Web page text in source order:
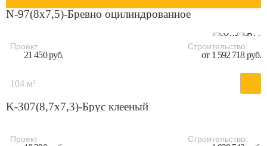
N-97(8х7,5)-Бревно оцилиндрованное
Проект
21 450 руб.
Строительство:
от 1 592 718 руб.
104 м²
K-307(8,7x7,3)-Брус клееный
Проект Строительство: